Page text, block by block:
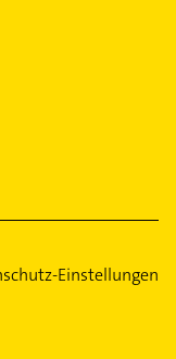
Einstellungen